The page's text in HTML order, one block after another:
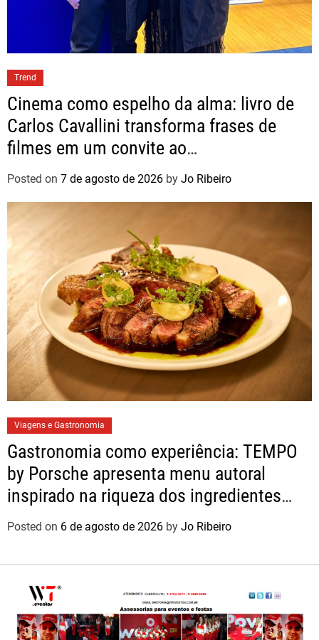
Trend
Cinema como espelho da alma: livro de
Carlos Cavallini transforma frases de
filmes em um convite ao
autoconhecimento
Posted on 7 de agosto de 2026 by Jo Ribeiro
Viagens e Gastronomia
Gastronomia como experiência: TEMPO
by Porsche apresenta menu autoral
inspirado na riqueza dos ingredientes
brasileiros
Posted on 6 de agosto de 2026 by Jo Ribeiro